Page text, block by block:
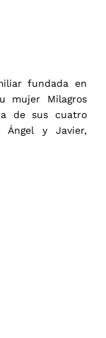
fundada en
mujer Milagros
de sus cuatro
Ángel y Javier,